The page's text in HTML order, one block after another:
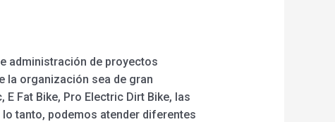
administración de proyectos
la organización sea de gran
Fat Bike, Pro Electric Dirt Bike, las
tanto, podemos atender diferentes